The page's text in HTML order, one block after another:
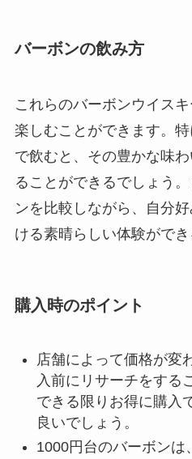
バーボンの飲み方
これらのバーボンウイス
楽しむことができます。
で飲むと、その豊かな味
ることができるでしょう
ンを比較しながら、自分
ける素晴らしい体験ができ
購入時のポイント
店舗によって価格が変
入前にリサーチをする
できる限りお得に購入
良いでしょう。
1000円台のバーボンは